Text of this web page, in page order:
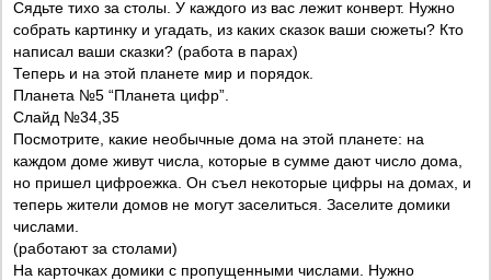
Сядьте тихо за столы. У каждого из вас лежит конверт. Нужно
собрать картинку и угадать, из каких сказок ваши сюжеты? Кто
написал ваши сказки? (работа в парах)
Теперь и на этой планете мир и порядок.
Планета №5 “Планета цифр”.
Слайд №34,35
Посмотрите, какие необычные дома на этой планете: на
каждом доме живут числа, которые в сумме дают число дома,
но пришел цифроежка. Он съел некоторые цифры на домах, и
теперь жители домов не могут заселиться. Заселите домики
числами.
(работают за столами)
На карточках домики с пропущенными числами. Нужно